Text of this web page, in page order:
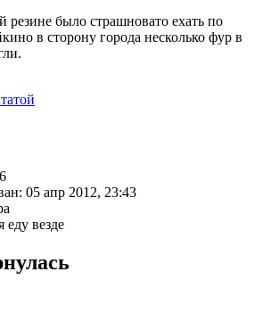
резине было страшновато ехать по
в сторону города несколько фур в
05 апр 2012, 23:43
еду везде